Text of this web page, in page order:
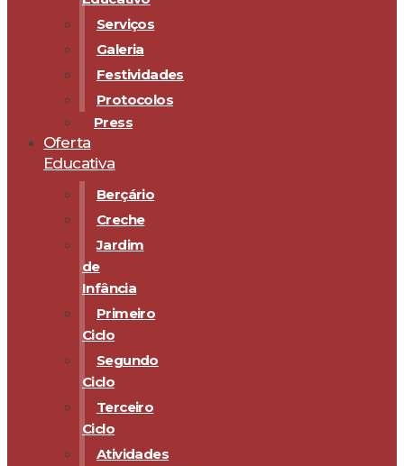
Serviços
Galeria
Festividades
Protocolos
Press
Oferta
Educativa
Berçário
Creche
Jardim
de
Infância
Primeiro
Ciclo
Segundo
Ciclo
Terceiro
Ciclo
Atividades